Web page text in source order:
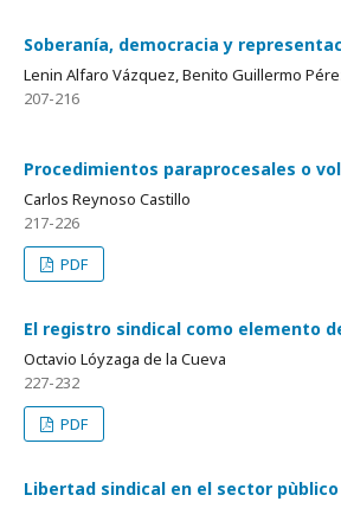
Soberanía, democracia y
Lenin Alfaro Vázquez, Benito Guillermo
207-216
Procedimientos paraprocesales o
Carlos Reynoso Castillo
217-226
PDF
El registro sindical como elemento
Octavio Lóyzaga de la Cueva
227-232
PDF
Libertad sindical en el sector pùblico